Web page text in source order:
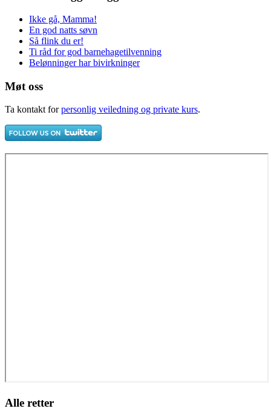
Ikke gå, Mamma!
En god natts søvn
Så flink du er!
Ti råd for god barnehagetilvenning
Belønninger har bivirkninger
Møt oss
Ta kontakt forpersonlig veiledning og private kurs.
Alle retter